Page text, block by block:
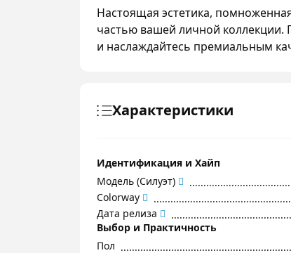
Настоящая эстетика,
частью вашей личной коллекции.
и наслаждайтесь премиальным
Характеристики
Идентификация и Хайп
Модель (Силуэт)
Colorway
Дата релиза
Выбор и Практичность
Пол